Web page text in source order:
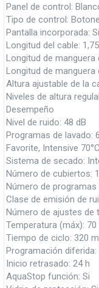
Panel de control:
Tipo de control:
Pantalla incorporada: Si
Longitud del cable:
Longitud de manguera
Longitud de manguera
Altura ajustable de la
Niveles de altura
Desempeño
Nivel de ruido: 48 dB
Programas de lavado:
Favorite, Intensive
Sistema de secado:
Número de cubiertos:
Número de programas
Clase de emisión de
Número de ajustes de
Temperatura (máx): 70
Tiempo de ciclo: 320
Programación diferida:
Inicio retrasado: 24 h
AquaStop función: Si